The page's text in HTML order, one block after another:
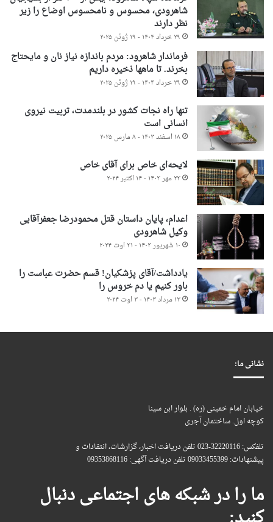
شاهرودی، محسوس و نامحسوس اوضاع را زیر
نظر دارند
۲۹ خرداد ۱۴۰۴ - ۱۹ ژوئن ۲۰۲۵
فرماندار شاهرود: مردم باندازه نیاز نان و مایحتاج
بخرند. تا ماهها ذخیره داریم
۲۹ خرداد ۱۴۰۴ - ۱۹ ژوئن ۲۰۲۵
تنها راه نجات کشور در بلندمدت، تربیت نیروی
انسانی است
۱۸ اسفند ۱۴۰۳ - ۸ مارس ۲۰۲۵
لایحه‌ای خاص برای آقای خاص
۲۳ مهر ۱۴۰۳ - ۱۴ اکتبر ۲۰۲۴
اعدام، پایان داستان قتل محمودرضا جعفرآقایی
وکیل شاهرودی
۱۰ شهریور ۱۴۰۳ - ۳۱ اوت ۲۰۲۴
یادداشت/آقای پزشکیان! قسم حضرت عباست را
باور کنیم یا دم خروس را
۱۳ مرداد ۱۴۰۳ - ۳ اوت ۲۰۲۴
نشانی ما:
خیابان امام خمینی (ره) . بلوار ابن سینا
کوچه اول. ساختمان آجری
تلفکس: 32220116-023 تلفن دریافت اخبار، گزارشات، انتقادات و
پیشنهادات: 09033455399 تلفن دریافت آگهی: 09353868116
ما را در شبکه های اجتماعی دنبال